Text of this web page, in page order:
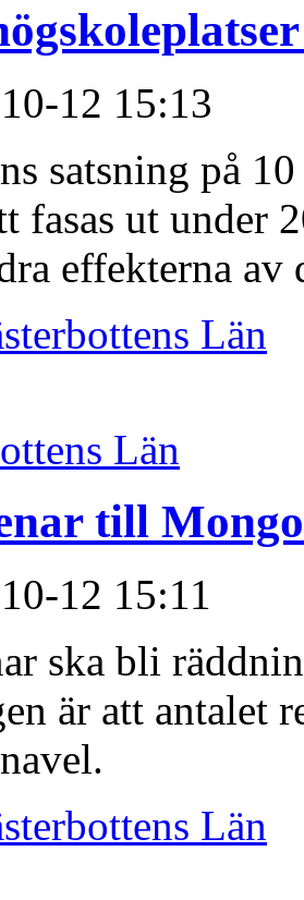
12 15:13
satsning på
fasas ut under
effekterna av
Län
Län
till
12 15:11
ska bli
är att antalet
Län